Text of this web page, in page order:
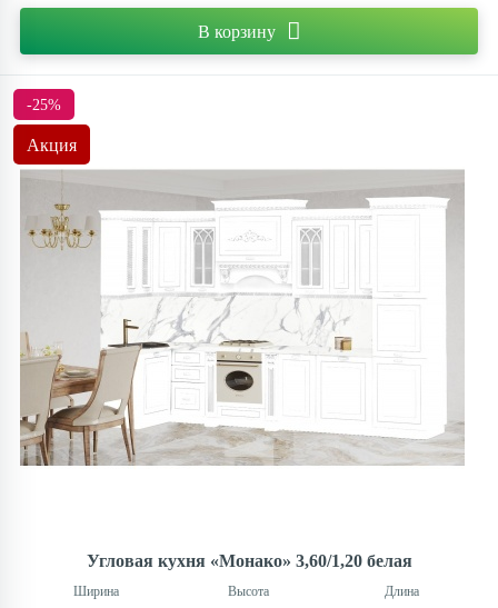
В корзину
-25%
Акция
Угловая кухня «Монако» 3,60/1,20 белая